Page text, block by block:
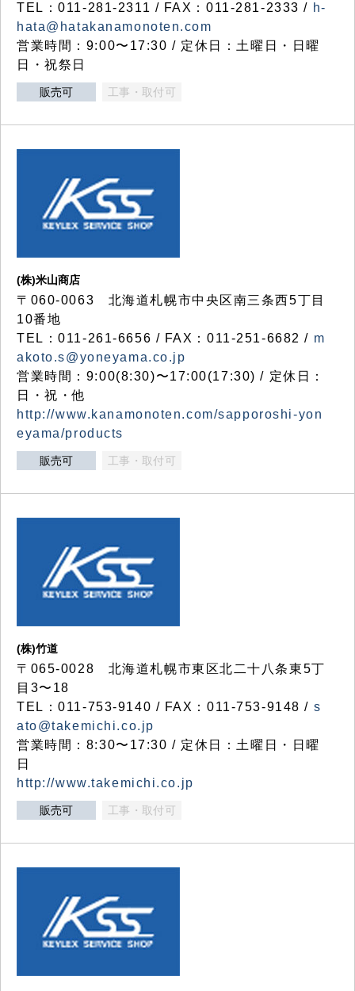
TEL：011-281-2311 / FAX：011-281-2333 / h-
hata@hatakanamonoten.com
営業時間：9:00〜17:30 / 定休日：土曜日・日曜
日・祝祭日
販売可 工事・取付可
(株)米山商店
〒060-0063 北海道札幌市中央区南三条西5丁目
10番地
TEL：011-261-6656 / FAX：011-251-6682 / m
akoto.s@yoneyama.co.jp
営業時間：9:00(8:30)〜17:00(17:30) / 定休日：
日・祝・他
http://www.kanamonoten.com/sapporoshi-yon
eyama/products
販売可 工事・取付可
(株)竹道
〒065-0028 北海道札幌市東区北二十八条東5丁
目3〜18
TEL：011-753-9140 / FAX：011-753-9148 / s
ato@takemichi.co.jp
営業時間：8:30〜17:30 / 定休日：土曜日・日曜
日
http://www.takemichi.co.jp
販売可 工事・取付可